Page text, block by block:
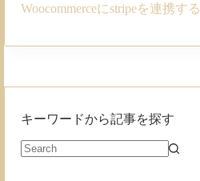
Woocommerceにstripeを連携する
キーワードから記事を探す